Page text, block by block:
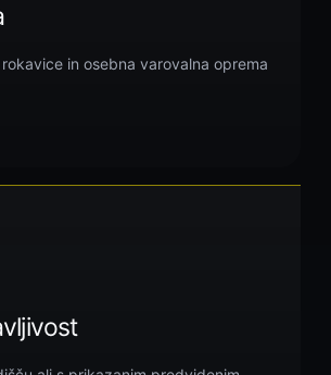
in osebna varovalna oprema